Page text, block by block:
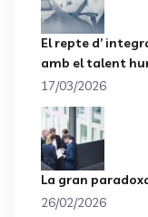
El repte d’
amb el talent
17/03/2026
La gran
26/02/2026